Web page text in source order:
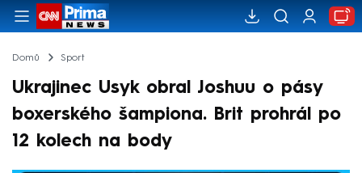
Domů Sport
Ukrajinec Usyk obral Joshuu o pásy
boxerského šampiona. Brit prohrál po
12 kolech na body